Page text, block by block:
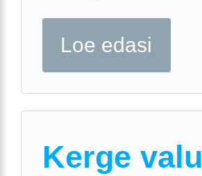
Loe edasi
Kerge valu